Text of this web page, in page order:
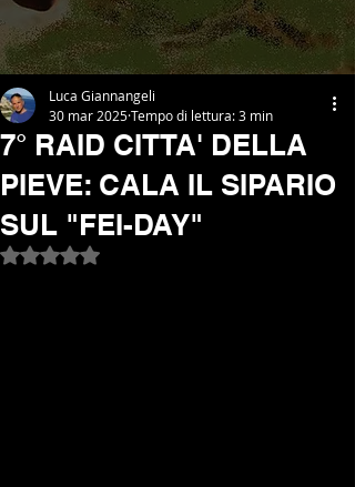
7° RAID CITTA' DELLA
PIEVE: CALA IL SIPARIO
SUL "FEI-DAY"
Luca Giannangeli
30 mar 2025Tempo di lettura: 3 min
Valutazione NaN stelle su 5.